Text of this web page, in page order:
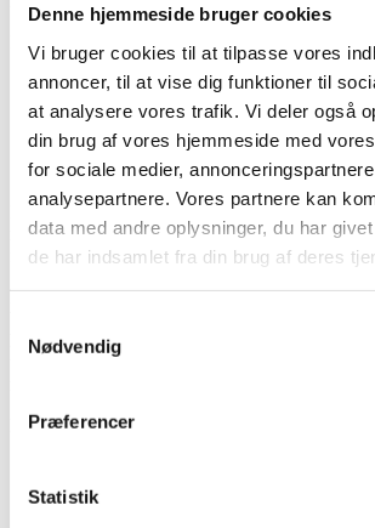
Denne hjemmeside bruger cookies
Vi bruger cookies til at tilpasse vores
annoncer, til at vise dig funktioner til
at analysere vores trafik. Vi deler også
din brug af vores hjemmeside med
for sociale medier,
analysepartnere. Vores partnere kan
data med andre oplysninger, du har
de har indsamlet fra din brug af deres
Nødvendig
Præferencer
Statistik
Hvad får du:
Alt teori hjemme online
Praktisk undervisning i klasseværelset
18 RAB point
Komplet kursusmateriale til eget brug
Recepter og behandlingsforslag
Hvem kan deltage: Cupping er ikke kun for
massører, zoneterapeuter, manuelle terapeuter
fordel af denne kursuspakke.
Hvad er Cupping Terapi: Cupping Terapi er en
hjælp af specielle cupper skabes en
udforsker både traditionelle glascupping og
Formål med Cupping Terapi:
Løsne stramt bindevæv som myofascie og
Hjælpe med at fjerne metabolisk affald